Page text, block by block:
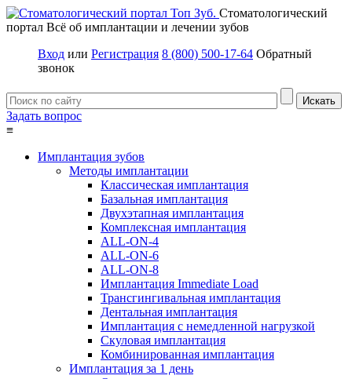
Стоматологический
портал Всё об имплантации и лечении зубов
Вход или Регистрация 8 (800) 500-17-64 Обратный
звонок
Задать вопрос
≡
Имплантация зубов
Методы имплантации
Классическая имплантация
Базальная имплантация
Двухэтапная имплантация
Комплексная имплантация
ALL-ON-4
ALL-ON-6
ALL-ON-8
Имплантация Immediate Load
Трансгингивальная имплантация
Дентальная имплантация
Имплантация с немедленной нагрузкой
Скуловая имплантация
Комбинированная имплантация
Имплантация за 1 день